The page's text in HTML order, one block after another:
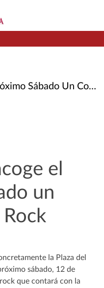
Un Concierto de Rock
el
un
la Plaza del
sábado, 12 de
que contará con la